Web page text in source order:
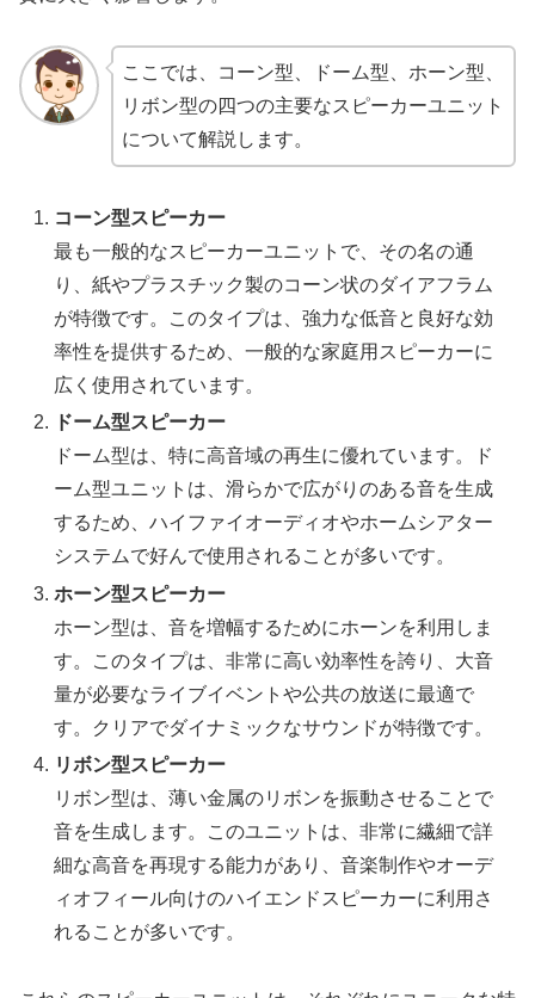
ここでは、コーン型、ドーム型、ホーン型、
リボン型の四つの主要なスピーカーユニット
について解説します。
コーン型スピーカー
最も一般的なスピーカーユニットで、その名の通
り、紙やプラスチック製のコーン状のダイアフラム
が特徴です。このタイプは、強力な低音と良好な効
率性を提供するため、一般的な家庭用スピーカーに
広く使用されています。
ドーム型スピーカー
ドーム型は、特に高音域の再生に優れています。ド
ーム型ユニットは、滑らかで広がりのある音を生成
するため、ハイファイオーディオやホームシアター
システムで好んで使用されることが多いです。
ホーン型スピーカー
ホーン型は、音を増幅するためにホーンを利用しま
す。このタイプは、非常に高い効率性を誇り、大音
量が必要なライブイベントや公共の放送に最適で
す。クリアでダイナミックなサウンドが特徴です。
リボン型スピーカー
リボン型は、薄い金属のリボンを振動させることで
音を生成します。このユニットは、非常に繊細で詳
細な高音を再現する能力があり、音楽制作やオーデ
ィオフィール向けのハイエンドスピーカーに利用さ
れることが多いです。